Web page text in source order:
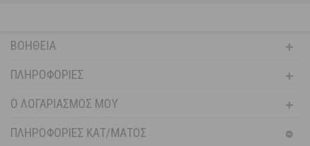
ΒΟΉΘΕΙΑ
ΠΛΗΡΟΦΟΡΊΕΣ
Ο ΛΟΓΑΡΙΑΣΜΌΣ ΜΟΥ
ΠΛΗΡΟΦΟΡΙΕΣ ΚΑΤ/ΜΑΤΟΣ